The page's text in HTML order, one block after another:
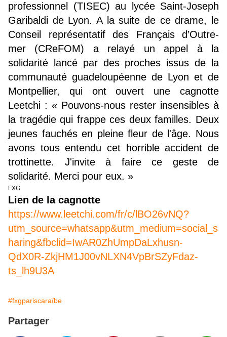
professionnel (TISEC) au lycée Saint-Joseph
Garibaldi de Lyon. A la suite de ce drame, le
Conseil représentatif des Français d’Outre-
mer (CReFOM) a relayé un appel à la
solidarité lancé par des proches issus de la
communauté guadeloupéenne de Lyon et de
Montpellier, qui ont ouvert une cagnotte
Leetchi : « Pouvons-nous rester insensibles à
la tragédie qui frappe ces deux familles. Deux
jeunes fauchés en pleine fleur de l'âge. Nous
avons tous entendu cet horrible accident de
trottinette. J'invite à faire ce geste de
solidarité. Merci pour eux. »
FXG
Lien de la cagnotte
https://www.leetchi.com/fr/c/lBO26vNQ?
utm_source=whatsapp&utm_medium=social_s
haring&fbclid=IwAR0ZhUmpDaLxhusn-
QdX0R-ZkjHM1J00vNLXN4VpBrSZyFdaz-
ts_lh9U3A
#fxgpariscaraïbe
Partager